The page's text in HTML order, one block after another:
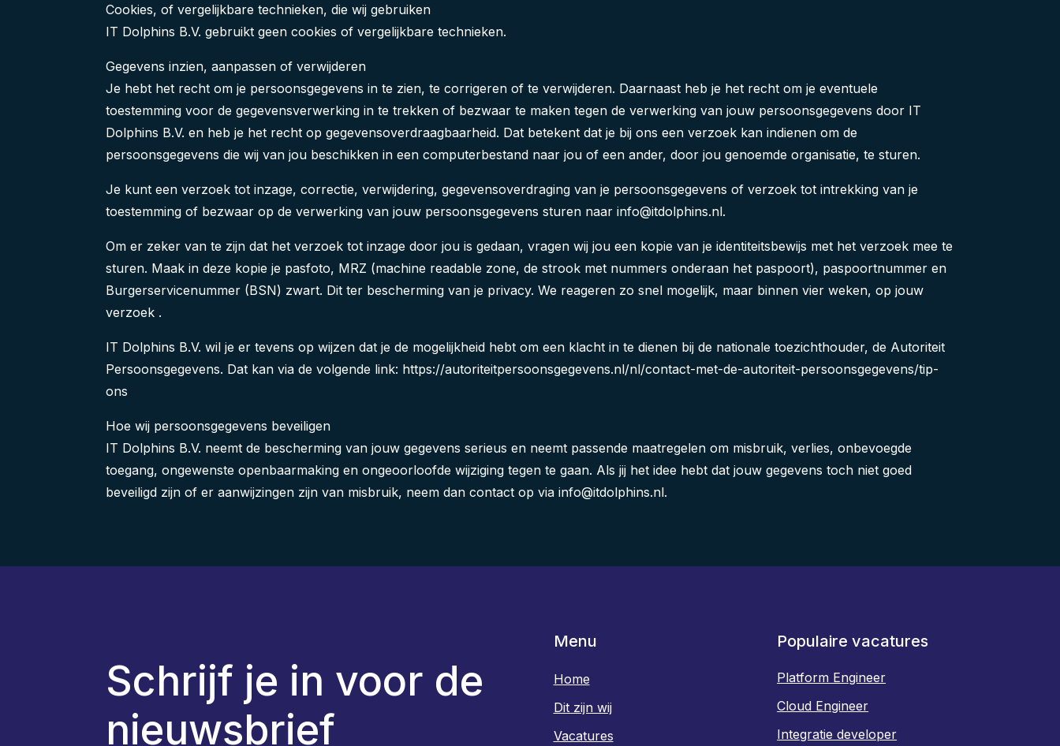
Cookies, of vergelijkbare technieken, die wij gebruiken
IT Dolphins B.V. gebruikt geen cookies of vergelijkbare technieken.
Gegevens inzien, aanpassen of verwijderen
Je hebt het recht om je persoonsgegevens in te zien, te corrigeren of te verwijderen. Daarnaast heb je het recht om je eventuele
toestemming voor de gegevensverwerking in te trekken of bezwaar te maken tegen de verwerking van jouw persoonsgegevens door IT
Dolphins B.V. en heb je het recht op gegevensoverdraagbaarheid. Dat betekent dat je bij ons een verzoek kan indienen om de
persoonsgegevens die wij van jou beschikken in een computerbestand naar jou of een ander, door jou genoemde organisatie, te sturen.
Je kunt een verzoek tot inzage, correctie, verwijdering, gegevensoverdraging van je persoonsgegevens of verzoek tot intrekking van je
toestemming of bezwaar op de verwerking van jouw persoonsgegevens sturen naar info@itdolphins.nl.
Om er zeker van te zijn dat het verzoek tot inzage door jou is gedaan, vragen wij jou een kopie van je identiteitsbewijs met het verzoek mee te
sturen. Maak in deze kopie je pasfoto, MRZ (machine readable zone, de strook met nummers onderaan het paspoort), paspoortnummer en
Burgerservicenummer (BSN) zwart. Dit ter bescherming van je privacy. We reageren zo snel mogelijk, maar binnen vier weken, op jouw
verzoek .
IT Dolphins B.V. wil je er tevens op wijzen dat je de mogelijkheid hebt om een klacht in te dienen bij de nationale toezichthouder, de Autoriteit
Persoonsgegevens. Dat kan via de volgende link: https://autoriteitpersoonsgegevens.nl/nl/contact-met-de-autoriteit-persoonsgegevens/tip-
ons
Hoe wij persoonsgegevens beveiligen
IT Dolphins B.V. neemt de bescherming van jouw gegevens serieus en neemt passende maatregelen om misbruik, verlies, onbevoegde
toegang, ongewenste openbaarmaking en ongeoorloofde wijziging tegen te gaan. Als jij het idee hebt dat jouw gegevens toch niet goed
beveiligd zijn of er aanwijzingen zijn van misbruik, neem dan contact op via info@itdolphins.nl.
Schrijf je in voor de
nieuwsbrief
Menu
Home
Dit zijn wij
Vacatures
Populaire vacatures
Platform Engineer
Cloud Engineer
Integratie developer